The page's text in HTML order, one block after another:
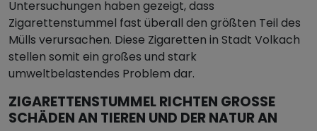
Untersuchungen haben gezeigt, dass
Zigarettenstummel fast überall den größten Teil des
Mülls verursachen. Diese Zigaretten in Stadt Volkach
stellen somit ein großes und stark
umweltbelastendes Problem dar.
ZIGARETTENSTUMMEL RICHTEN GROSSE S
CHÄDEN AN TIEREN UND DER NATUR AN